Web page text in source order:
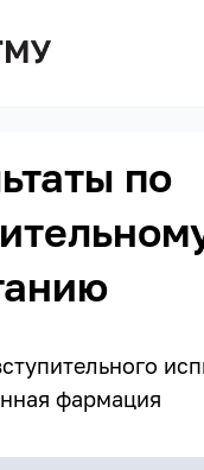
по
фармация